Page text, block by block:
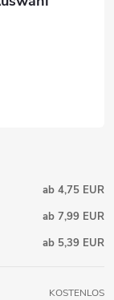
ab 4,75 EUR
ab 7,99 EUR
ab 5,39 EUR
KOSTENLOS